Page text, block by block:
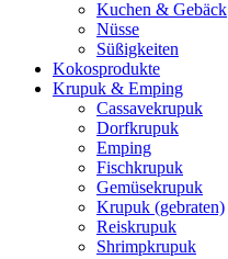
Kuchen & Gebäck
Nüsse
Süßigkeiten
Kokosprodukte
Krupuk & Emping
Cassavekrupuk
Dorfkrupuk
Emping
Fischkrupuk
Gemüsekrupuk
Krupuk (gebraten)
Reiskrupuk
Shrimpkrupuk